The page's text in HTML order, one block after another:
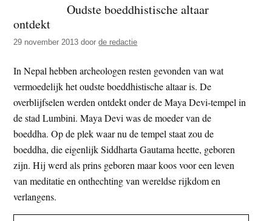
z
e
s
i
t
e
e
n
e
z
e
s
i
t
e
Oudste boeddhistische altaar
ontdekt
29 november 2013 doorde redactie
In Nepal hebben archeologen resten gevonden van wat
vermoedelijk het oudste boeddhistische altaar is. De
overblijfselen werden ontdekt onder de Maya Devi-tempel in
de stad Lumbini. Maya Devi was de moeder van de
boeddha. Op de plek waar nu de tempel staat zou de
boeddha, die eigenlijk Siddharta Gautama heette, geboren
zijn. Hij werd als prins geboren maar koos voor een leven
van meditatie en onthechting van wereldse rijkdom en
verlangens.